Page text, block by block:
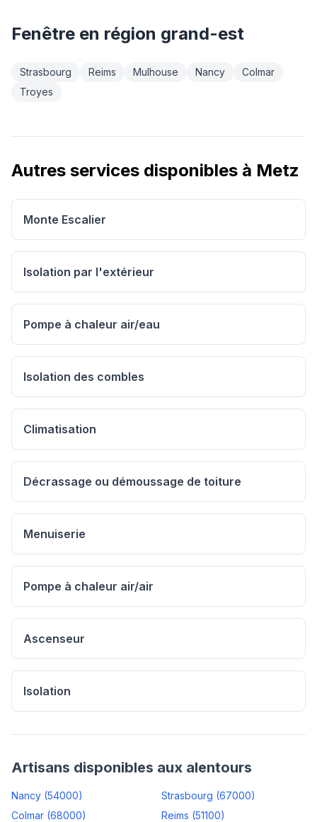
Fenêtre en région grand-est
Strasbourg Reims Mulhouse Nancy
Colmar
Troyes
Autres services disponibles à Metz
Monte Escalier
Isolation par l'extérieur
Pompe à chaleur air/eau
Isolation des combles
Climatisation
Décrassage ou démoussage de toiture
Menuiserie
Pompe à chaleur air/air
Ascenseur
Isolation
Artisans disponibles aux alentours
Nancy (54000) Strasbourg (67000)
Colmar (68000) Reims (51100)